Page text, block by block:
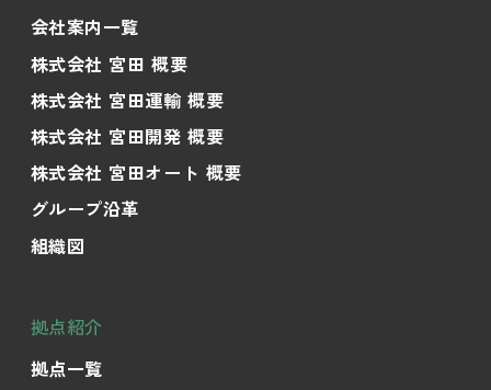
会社案内一覧
株式会社 宮田 概要
株式会社 宮田運輸 概要
株式会社 宮田開発 概要
株式会社 宮田オート 概要
グループ沿革
組織図
拠点紹介
拠点一覧